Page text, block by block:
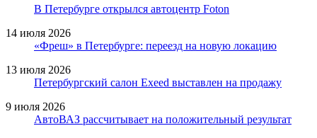
В Петербурге открылся автоцентр Foton
14 июля 2026
«Фреш» в Петербурге: переезд на новую локацию
13 июля 2026
Петербургский салон Exeed выставлен на продажу
9 июля 2026
АвтоВАЗ рассчитывает на положительный результат